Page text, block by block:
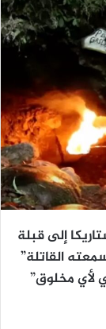
إلى قبلة
القاتلة”
لأي مخلوق”